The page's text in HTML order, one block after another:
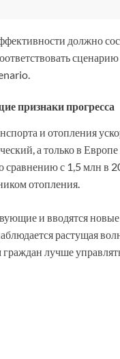
должно
признаки прогресса
и отопления
а только в
сравнению с 1,5 млн в
отопления.
и вводятся
растущая
лучше